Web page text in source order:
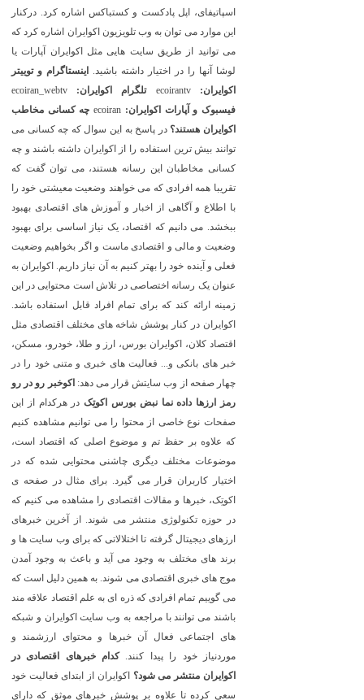
اسپاتیفای، اپل پادکست و کستباکس اشاره کرد. درکنار
این موارد می توان به وب تلویزیون اکوایران اشاره کرد که
می توانید از طریق سایت هایی مثل اکوایران آپارات یا
لوشا آنها را در اختیار داشته باشید.
اینستاگرام و توییتر
اکوایران:ecoirantv تلگرام اکوایران:ecoiran_webtv
فیسبوک و آپارات اکوایران:ecoiran
چه کسانی مخاطب
اکوایران هستند؟در پاسخ به این سوال که چه کسانی می
توانند بیش ترین استفاده را از اکوایران داشته باشند و چه
کسانی مخاطبان این رسانه هستند، می توان گفت که
تقریبا همه افرادی که می خواهند وضعیت معیشتی خود را
با اطلاع و آگاهی از اخبار و آموزش های اقتصادی بهبود
ببخشد. می دانیم که اقتصاد، یک نیاز اساسی برای بهبود
وضعیت و مالی و اقتصادی ماست و اگر بخواهیم وضعیت
فعلی و آینده خود را بهتر کنیم به آن نیاز داریم. اکوایران به
عنوان یک رسانه اختصاصی در تلاش است محتوایی در این
زمینه ارائه کند که برای تمام افراد قابل استفاده باشد.
اکوایران در کنار پوشش شاخه های مختلف اقتصادی مثل
اقتصاد کلان، اکوایران بورس، ارز و طلا، خودرو، مسکن،
خبر های بانکی و... فعالیت های خبری و متنی خود را در
چهار صفحه از وب سایتش قرار می دهد: اکوخبر رو در رو
رمز ارزها داده نما نبض بورس اکوتِکدر هرکدام از این
صفحات نوع خاصی از محتوا را می توانیم مشاهده کنیم
که علاوه بر حفظ تم و موضوع اصلی که اقتصاد است،
موضوعات مختلف دیگری چاشنی محتوایی شده که در
اختیار کاربران قرار می گیرد. برای مثال در صفحه ی
اکوتِک، خبرها و مقالات اقتصادی را مشاهده می کنیم که
در حوزه تکنولوژی منتشر می شوند. از آخرین خبرهای
ارزهای دیجیتال گرفته تا اختلالاتی که برای وب سایت ها و
برند های مختلف به وجود می آید و باعث به وجود آمدن
موج های خبری اقتصادی می شوند. به همین دلیل است که
می گوییم تمام افرادی که ذره ای به علم اقتصاد علاقه مند
باشند می توانند با مراجعه به وب سایت اکوایران و شبکه
های اجتماعی فعال آن خبرها و محتوای ارزشمند و
موردنیاز خود را پیدا کنند. کدام خبرهای اقتصادی در
اکوایران منتشر می شود؟اکوایران از ابتدای فعالیت خود
سعی کرده تا علاوه بر پوشش خبرهای موثق که دارای